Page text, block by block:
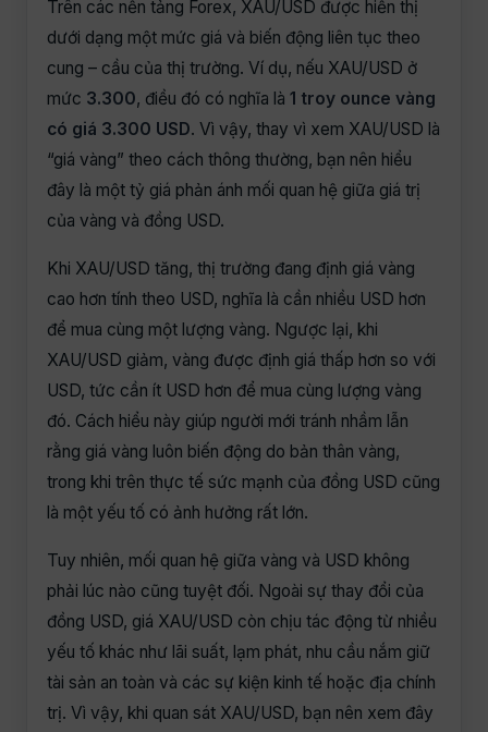
Trên các nền tảng Forex, XAU/USD được hiển thị
dưới dạng một mức giá và biến động liên tục theo
cung – cầu của thị trường. Ví dụ, nếu XAU/USD ở
mức 3.300, điều đó có nghĩa là 1 troy ounce vàng
có giá 3.300 USD. Vì vậy, thay vì xem XAU/USD là
“giá vàng” theo cách thông thường, bạn nên hiểu
đây là một tỷ giá phản ánh mối quan hệ giữa giá trị
của vàng và đồng USD.
Khi XAU/USD tăng, thị trường đang định giá vàng
cao hơn tính theo USD, nghĩa là cần nhiều USD hơn
để mua cùng một lượng vàng. Ngược lại, khi
XAU/USD giảm, vàng được định giá thấp hơn so với
USD, tức cần ít USD hơn để mua cùng lượng vàng
đó. Cách hiểu này giúp người mới tránh nhầm lẫn
rằng giá vàng luôn biến động do bản thân vàng,
trong khi trên thực tế sức mạnh của đồng USD cũng
là một yếu tố có ảnh hưởng rất lớn.
Tuy nhiên, mối quan hệ giữa vàng và USD không
phải lúc nào cũng tuyệt đối. Ngoài sự thay đổi của
đồng USD, giá XAU/USD còn chịu tác động từ nhiều
yếu tố khác như lãi suất, lạm phát, nhu cầu nắm giữ
tài sản an toàn và các sự kiện kinh tế hoặc địa chính
trị. Vì vậy, khi quan sát XAU/USD, bạn nên xem đây